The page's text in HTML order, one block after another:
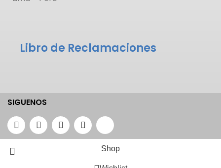
Libro de Reclamaciones
SIGUENOS
Shop